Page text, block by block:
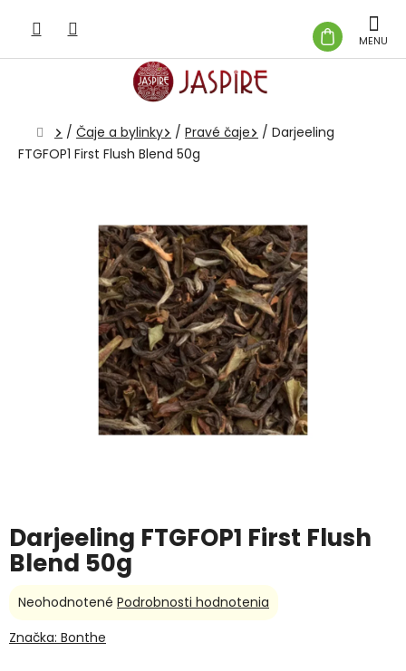
obsah
KOŠÍK
Domov
/ Čaje a bylinky / Pravé čaje / Darjeeling
FTGFOP1 First Flush Blend 50g
Darjeeling FTGFOP1 First Flush
Blend 50g
Priemerné
produktu
Neohodnotené Podrobnosti hodnotenia
Značka: Bonthe